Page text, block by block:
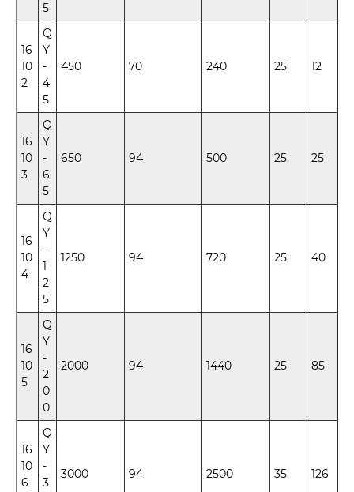
5
16
10
2
Q
Y
-
4
5
450 70 240 25 12
16
10
3
Q
Y
-
6
5
650 94 500 25 25
16
10
4
Q
Y
-
1
2
5
1250 94 720 25 40
16
10
5
Q
Y
-
2
0
0
2000 94 1440 25 85
16
10
6
Q
Y
-
3
3000 94 2500 35 126